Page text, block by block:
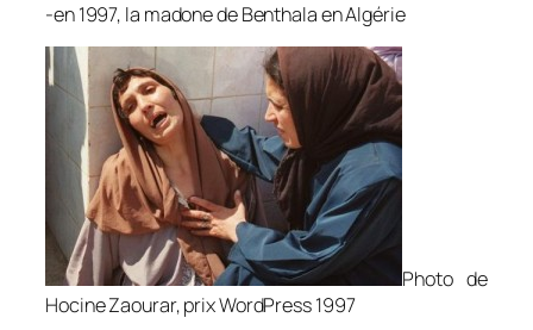
-en 1997, la madone de Benthala en Algérie
Photo de
Hocine Zaourar, prix WordPress 1997